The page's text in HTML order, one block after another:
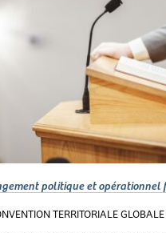
politique et opérationnel
TERRITORIALE